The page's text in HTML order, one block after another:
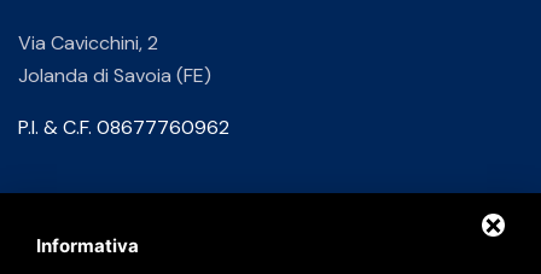
Via Cavicchini, 2
Jolanda di Savoia (FE)
P.I. & C.F. 08677760962
Informativa